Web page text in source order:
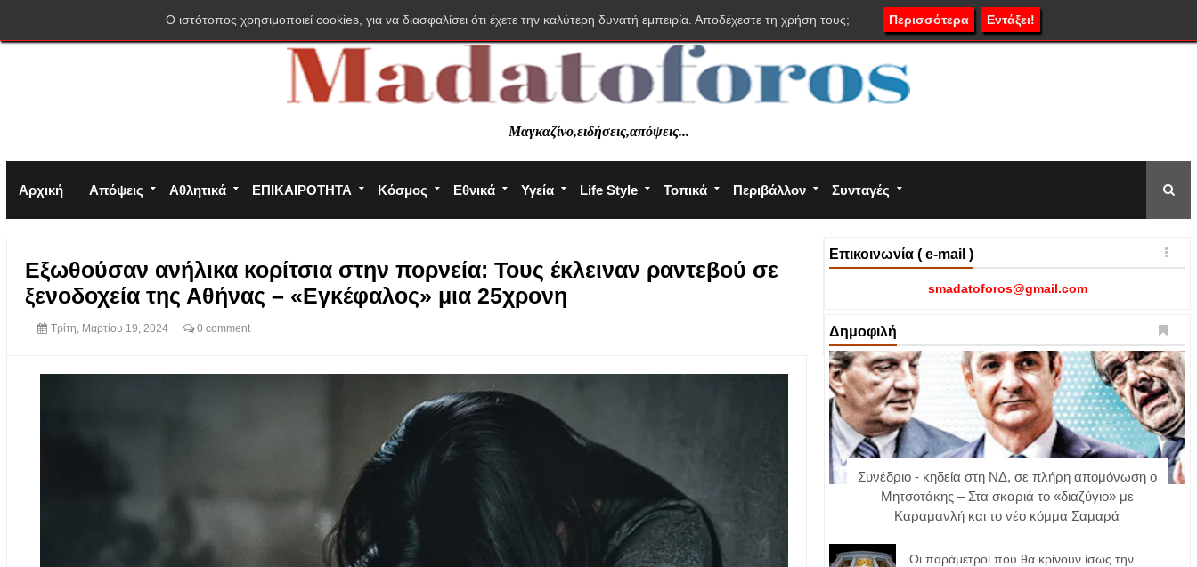
Πολιτική απορρήτου Φόρμα επικοινωνίας
Μαγκαζίνο,ειδήσεις,απόψεις...
Αρχική Απόψεις Αθλητικά ΕΠΙΚΑΙΡΟΤΗΤΑ Κόσμος Εθνικά Υγεία Life Style Τοπικά Περιβάλλον Συνταγές
Εξωθούσαν ανήλικα κορίτσια στην πορνεία: Τους έκλειναν ραντεβού σε
ξενοδοχεία της Αθήνας – «Εγκέφαλος» μια 25χρονη
Τρίτη, Μαρτίου 19, 2024 0 comment
Επικοινωνία ( e-mail )
smadatoforos@gmail.com
Δημοφιλή
Συνέδριο - κηδεία στη ΝΔ, σε πλήρη απομόνωση ο
Μητσοτάκης – Στα σκαριά το «διαζύγιο» με
Καραμανλή και το νέο κόμμα Σαμαρά
Οι παράμετροι που θα κρίνουν ίσως την
O ιστότοπος χρησιμοποιεί cookies, για να διασφαλίσει ότι έχετε την καλύτερη δυνατή εμπειρία. Αποδέχεστε τη χρήση τους; Περισσότερα Εντάξει!